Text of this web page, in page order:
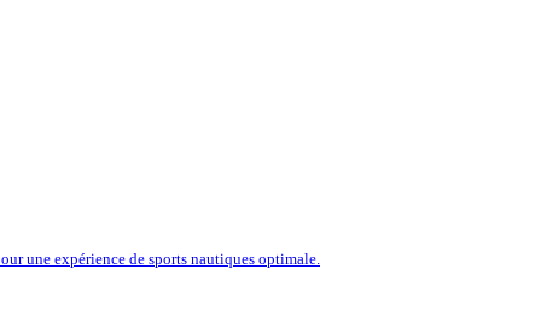
une expérience de sports nautiques optimale.